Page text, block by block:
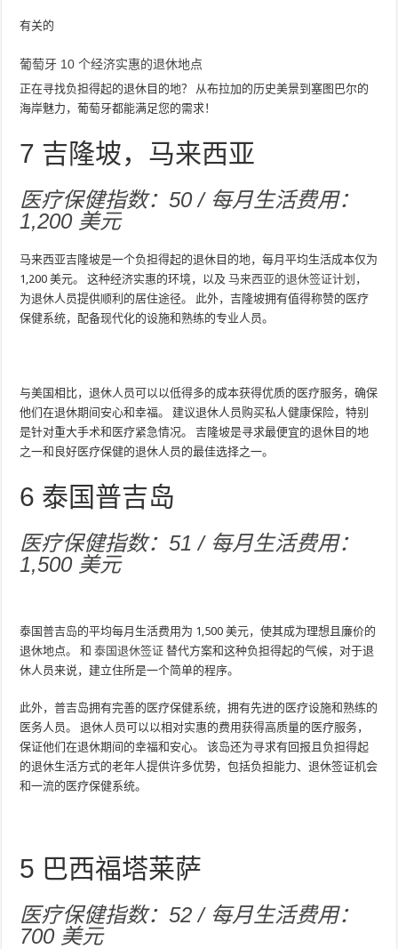
有关的
葡萄牙 10 个经济实惠的退休地点
正在寻找负担得起的退休目的地？ 从布拉加的历史美景到塞图巴尔的
海岸魅力，葡萄牙都能满足您的需求！
7 吉隆坡，马来西亚
医疗保健指数：50 / 每月生活费用：
1,200 美元
马来西亚吉隆坡是一个负担得起的退休目的地，每月平均生活成本仅为
1,200 美元。 这种经济实惠的环境，以及马来西亚的退休签证计划 ，
为退休人员提供顺利的居住途径。 此外，吉隆坡拥有值得称赞的医疗
保健系统，配备现代化的设施和熟练的专业人员。
与美国相比，退休人员可以以低得多的成本获得优质的医疗服务，确保
他们在退休期间安心和幸福。 建议退休人员购买私人健康保险，特别
是针对重大手术和医疗紧急情况。 吉隆坡是寻求最便宜的退休目的地
之一和良好医疗保健的退休人员的最佳选择之一。
6 泰国普吉岛
医疗保健指数：51 / 每月生活费用：
1,500 美元
泰国普吉岛的平均每月生活费用为 1,500 美元，使其成为理想且廉价的
退休地点。 和泰国退休签证 替代方案和这种负担得起的气候，对于退
休人员来说，建立住所是一个简单的程序。
此外，普吉岛拥有完善的医疗保健系统，拥有先进的医疗设施和熟练的
医务人员。 退休人员可以以相对实惠的费用获得高质量的医疗服务，
保证他们在退休期间的幸福和安心。 该岛还为寻求有回报且负担得起
的退休生活方式的老年人提供许多优势，包括负担能力、退休签证机会
和一流的医疗保健系统。
5 巴西福塔莱萨
医疗保健指数：52 / 每月生活费用：
700 美元